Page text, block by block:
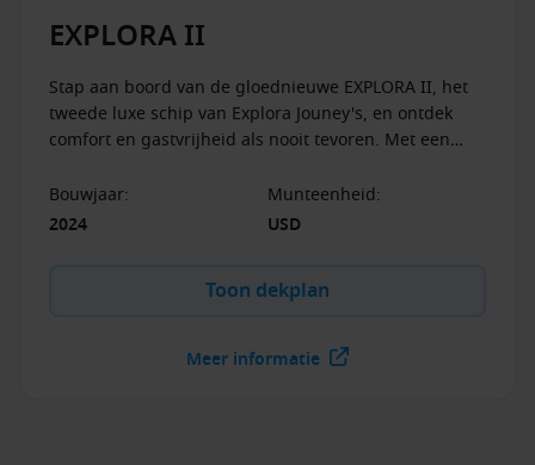
EXPLORA II
Stap aan boord van de gloednieuwe EXPLORA II, het
tweede luxe schip van Explora Jouney's, en ontdek
comfort en gastvrijheid als nooit tevoren. Met een
zich goed verzorgd. Het schip is ontworpen met oog
voor rust en luxe. Waar u zich ook bevindt, het schip
aan een van de vele bars.
Bouwjaar:
2024
Munteenheid:
USD
Toon dekplan
Meer informatie